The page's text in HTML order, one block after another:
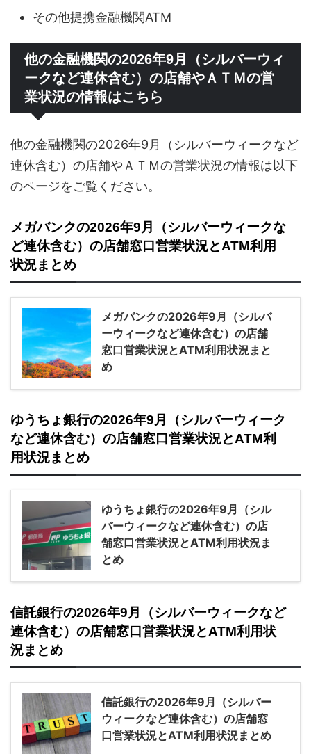
その他提携金融機関ATM
他の金融機関の2026年9月（シルバーウィ
ークなど連休含む）の店舗やＡＴＭの営
業状況の情報はこちら
他の金融機関の2026年9月（シルバーウィークなど
連休含む）の店舗やＡＴＭの営業状況の情報は以下
のページをご覧ください。
メガバンクの2026年9月（シルバーウィークな
ど連休含む）の店舗窓口営業状況とATM利用
状況まとめ
メガバンクの2026年9月（シルバ
ーウィークなど連休含む）の店舗
窓口営業状況とATM利用状況まと
め
ゆうちょ銀行の2026年9月（シルバーウィーク
など連休含む）の店舗窓口営業状況とATM利
用状況まとめ
ゆうちょ銀行の2026年9月（シル
バーウィークなど連休含む）の店
舗窓口営業状況とATM利用状況ま
とめ
信託銀行の2026年9月（シルバーウィークなど
連休含む）の店舗窓口営業状況とATM利用状
況まとめ
信託銀行の2026年9月（シルバー
ウィークなど連休含む）の店舗窓
口営業状況とATM利用状況まとめ